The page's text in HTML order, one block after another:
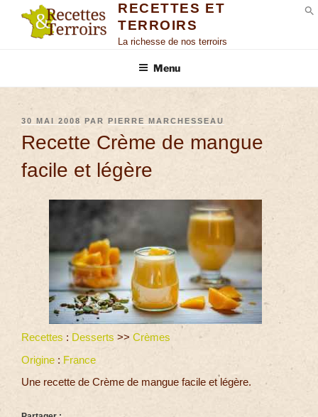
RECETTES ET
TERROIRS
La richesse de nos terroirs
Menu
30 MAI 2008 PAR PIERRE MARCHESSEAU
Recette Crème de mangue
facile et légère
Recettes : Desserts >> Crèmes
Origine : France
Une recette de Crème de mangue facile et légère.